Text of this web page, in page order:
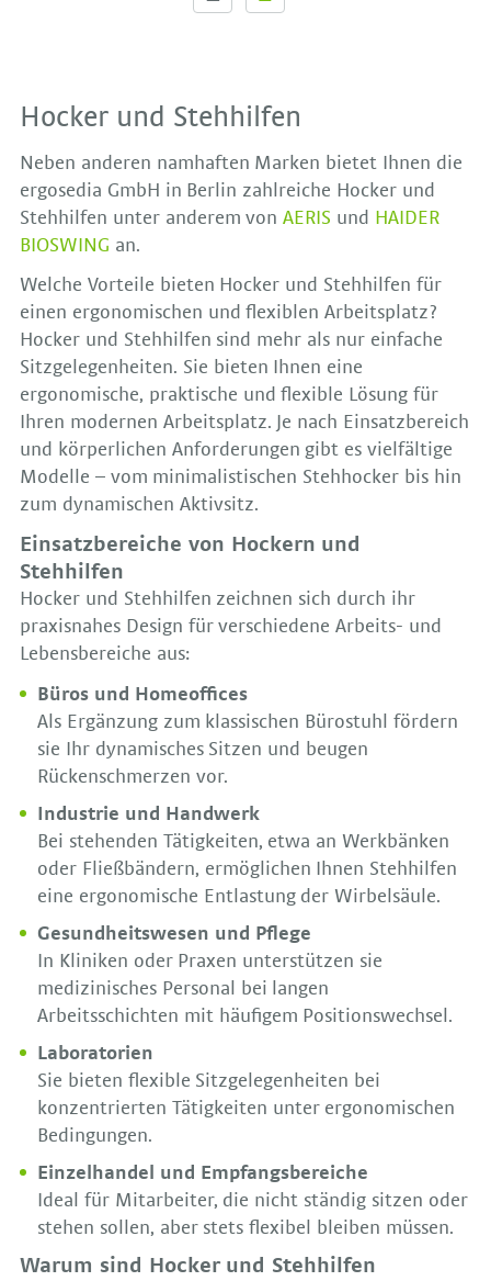
Hocker und Stehhilfen
Neben anderen namhaften Marken bietet Ihnen die
ergosedia GmbH in Berlin zahlreiche Hocker und
Stehhilfen unter anderem vonAERIS und
HAIDER
BIOSWING an.
Welche Vorteile bieten Hocker und Stehhilfen für
einen ergonomischen und flexiblen Arbeitsplatz?
Hocker und Stehhilfen sind mehr als nur einfache
Sitzgelegenheiten. Sie bieten Ihnen eine
ergonomische, praktische und flexible Lösung für
Ihren modernen Arbeitsplatz. Je nach Einsatzbereich
und körperlichen Anforderungen gibt es vielfältige
Modelle – vom minimalistischen Stehhocker bis hin
zum dynamischen Aktivsitz.
Einsatzbereiche von Hockern und
Stehhilfen
Hocker und Stehhilfen zeichnen sich durch ihr
praxisnahes Design für verschiedene Arbeits- und
Lebensbereiche aus:
Büros und Homeoffices
Als Ergänzung zum klassischen Bürostuhl fördern
sie Ihr dynamisches Sitzen und beugen
Rückenschmerzen vor.
Industrie und Handwerk
Bei stehenden Tätigkeiten, etwa an Werkbänken
oder Fließbändern, ermöglichen Ihnen Stehhilfen
eine ergonomische Entlastung der Wirbelsäule.
Gesundheitswesen und Pflege
In Kliniken oder Praxen unterstützen sie
medizinisches Personal bei langen
Arbeitsschichten mit häufigem Positionswechsel.
Laboratorien
Sie bieten flexible Sitzgelegenheiten bei
konzentrierten Tätigkeiten unter ergonomischen
Bedingungen.
Einzelhandel und Empfangsbereiche
Ideal für Mitarbeiter, die nicht ständig sitzen oder
stehen sollen, aber stets flexibel bleiben müssen.
Warum sind Hocker und Stehhilfen